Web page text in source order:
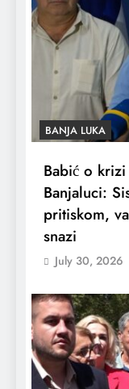
BANJA LUKA
Babić o
Banjaluci:
pritiskom,
snazi
July 30, 2026